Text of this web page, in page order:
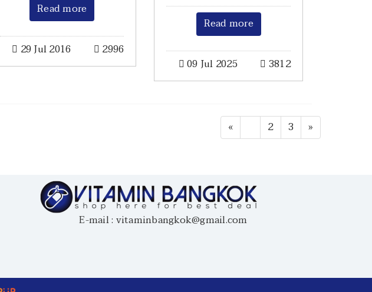
Read more
29 Jul 2016 2996
Read more
09 Jul 2025 3812
« 2 3 »
E-mail : vitaminbangkok@gmail.com